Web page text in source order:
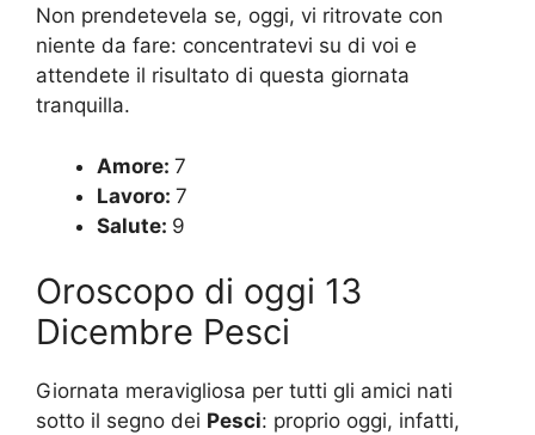
Non prendetevela se, oggi, vi ritrovate con
niente da fare: concentratevi su di voi e
attendete il risultato di questa giornata
tranquilla.
Amore: 7
Lavoro: 7
Salute: 9
Oroscopo di oggi 13
Dicembre Pesci
Giornata meravigliosa per tutti gli amici nati
sotto il segno dei Pesci: proprio oggi, infatti,